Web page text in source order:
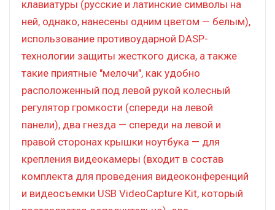
клавиатуры (русские и латинские символы на
ней, однако, нанесены одним цветом — белым),
использование противоударной DASP-
технологии защиты жесткого диска, а также
такие приятные "мелочи", как удобно
расположенный под левой рукой колесный
регулятор громкости (спереди на левой
панели), два гнезда — спереди на левой и
правой сторонах крышки ноутбука — для
крепления видеокамеры (входит в состав
комплекта для проведения видеоконференций
и видеосъемки USB VideoCapture Kit, который